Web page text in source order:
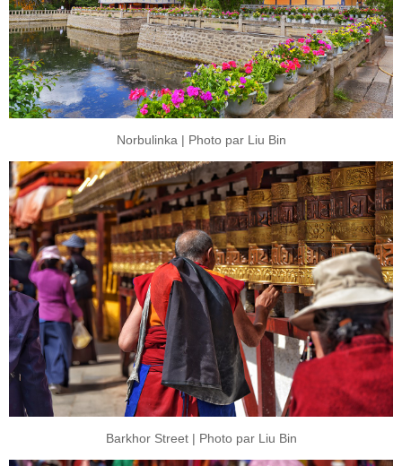
Norbulinka | Photo par Liu Bin
Barkhor Street | Photo par Liu Bin